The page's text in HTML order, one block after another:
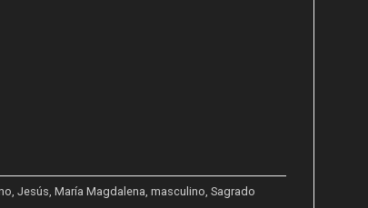
Jesús María Magdalena masculino Sagrado